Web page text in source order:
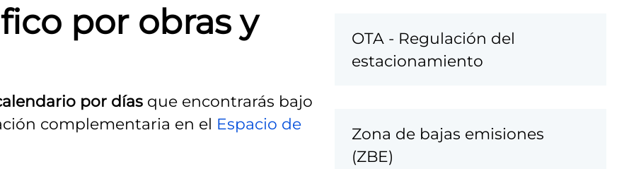
por obras y
por días que encontrarás bajo
complementaria en el Espacio de
OTA - Regulación del
estacionamiento
Zona de bajas emisiones
(ZBE)